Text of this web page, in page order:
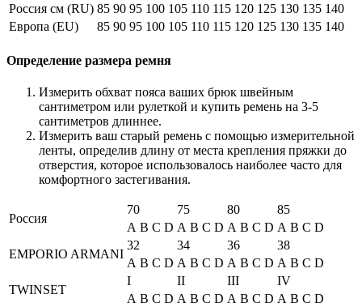
Россия см (RU) 85 90 95 100 105 110 115 120 125 130 135 140
Европа (EU)
85 90 95 100 105 110 115 120 125 130 135 140
Определение размера ремня
Измерить обхват пояса ваших брюк швейным
сантиметром или рулеткой и купить ремень на 3-5
сантиметров длиннее.
Измерить ваш старый ремень с помощью измерительной
ленты, определив длину от места крепления пряжки до
отверстия, которое использовалось наиболее часто для
комфортного застегивания.
Россия
70 75 80
85
A B C D A B C D A B C D A B C D
EMPORIO ARMANI
32 34 36
38
A B C D A B C D A B C D A B C D
TWINSET
I II III
IV
A B C D A B C D A B C D A B C D